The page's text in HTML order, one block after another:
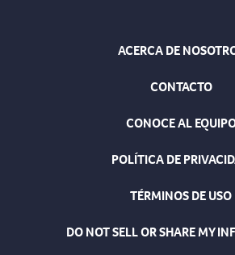
ACERCA DE
CONTACTO
CONOCE AL
POLÍTICA DE
TÉRMINOS DE USO
DO NOT SELL OR SHARE MY